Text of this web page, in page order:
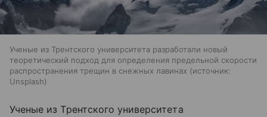
Ученые из Трентского университета разработали новый
теоретический подход для определения предельной скорости
распространения трещин в снежных лавинах
источник:
Unsplash
Ученые из Трентского университета